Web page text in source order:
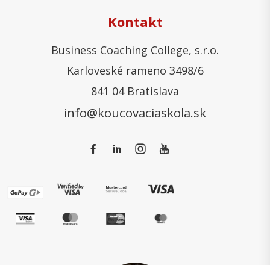
Kontakt
Business Coaching College, s.r.o.
Karloveské rameno 3498/6
841 04 Bratislava
info@koucovaciaskola.sk